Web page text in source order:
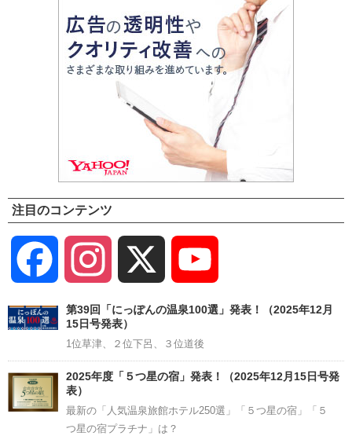
注目のコンテンツ
Facebook Instagram
Channel
第39回「にっぽんの温泉100選」発表！（2025年12月
15日号発表）
1位草津、２位下呂、３位道後
2025年度「５つ星の宿」発表！（2025年12月15日号発
表）
最新の「人気温泉旅館ホテル250選」「５つ星の宿」「５
つ星の宿プラチナ」は？